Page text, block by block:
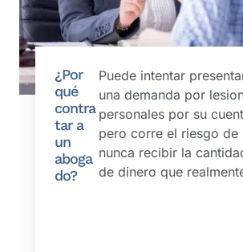
¿Por
qué
contra
tar a
un
aboga
do?
Puede intentar
una demanda por
personales por su
pero corre el riesgo de
nunca recibir la
de dinero que